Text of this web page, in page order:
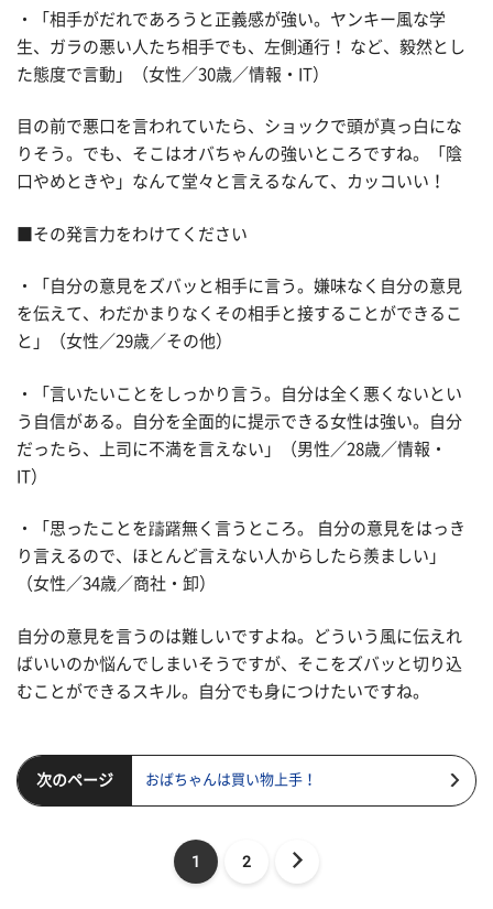
・「相手がだれであろうと正義感が強い。ヤンキー風な学
生、ガラの悪い人たち相手でも、左側通行！ など、毅然とし
た態度で言動」（女性／30歳／情報・IT）
目の前で悪口を言われていたら、ショックで頭が真っ白にな
りそう。でも、そこはオバちゃんの強いところですね。「陰
口やめときや」なんて堂々と言えるなんて、カッコいい！
■その発言力をわけてください
・「自分の意見をズバッと相手に言う。嫌味なく自分の意見
を伝えて、わだかまりなくその相手と接することができるこ
と」（女性／29歳／その他）
・「言いたいことをしっかり言う。自分は全く悪くないとい
う自信がある。自分を全面的に提示できる女性は強い。自分
だったら、上司に不満を言えない」（男性／28歳／情報・
IT）
・「思ったことを躊躇無く言うところ。 自分の意見をはっき
り言えるので、ほとんど言えない人からしたら羨ましい」
（女性／34歳／商社・卸）
自分の意見を言うのは難しいですよね。どういう風に伝えれ
ばいいのか悩んでしまいそうですが、そこをズバッと切り込
むことができるスキル。自分でも身につけたいですね。
次のページ おばちゃんは買い物上手！
1 2